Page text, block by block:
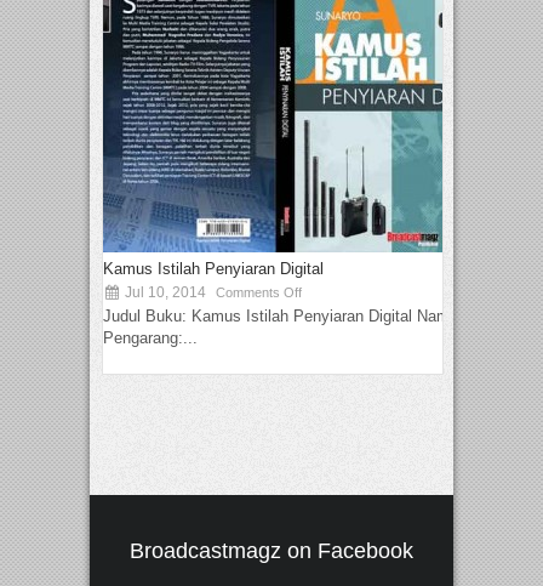
Kamus Istilah Penyiaran Digital
Jul 10, 2014 Comments Off
Judul Buku: Kamus Istilah Penyiaran Digital Nama
Pengarang:...
Broadcastmagz on Facebook